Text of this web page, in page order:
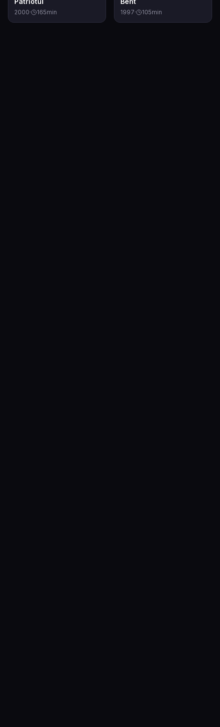
2000· 165min 1997· 105min